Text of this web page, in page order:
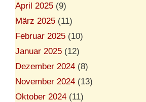
April 2025 (9)
März 2025 (11)
Februar 2025 (10)
Januar 2025 (12)
Dezember 2024 (8)
November 2024 (13)
Oktober 2024 (11)